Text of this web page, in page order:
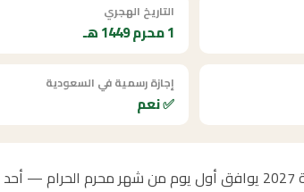
التاريخ الهجري
1 محرم 1449 هـ
إجازة رسمية في السعودية
✅ نعم
كم باقي على محرم 2027؟ رأس السنة الهجرية 2027 يوافق أول يوم من شهر